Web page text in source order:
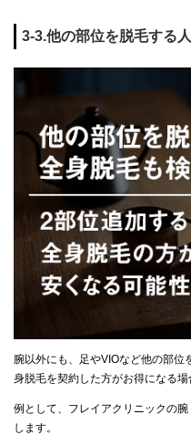
3-3.他の部位を脱毛する
腕以外にも、足やVIOなど他の部
身脱毛を契約した方がお得になる場
例として、フレイアクリニックの
します。